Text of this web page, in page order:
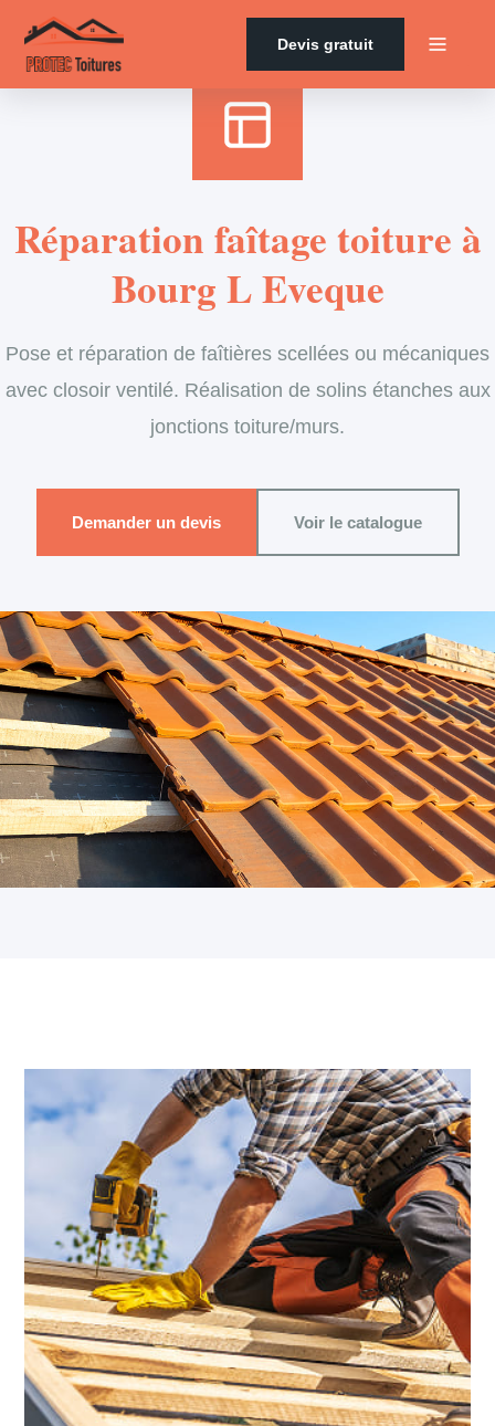
Devis gratuit
Réparation faîtage toiture à
Bourg L Eveque
Pose et réparation de faîtières scellées ou mécaniques
avec closoir ventilé. Réalisation de solins étanches aux
jonctions toiture/murs.
Demander un devis Voir le catalogue